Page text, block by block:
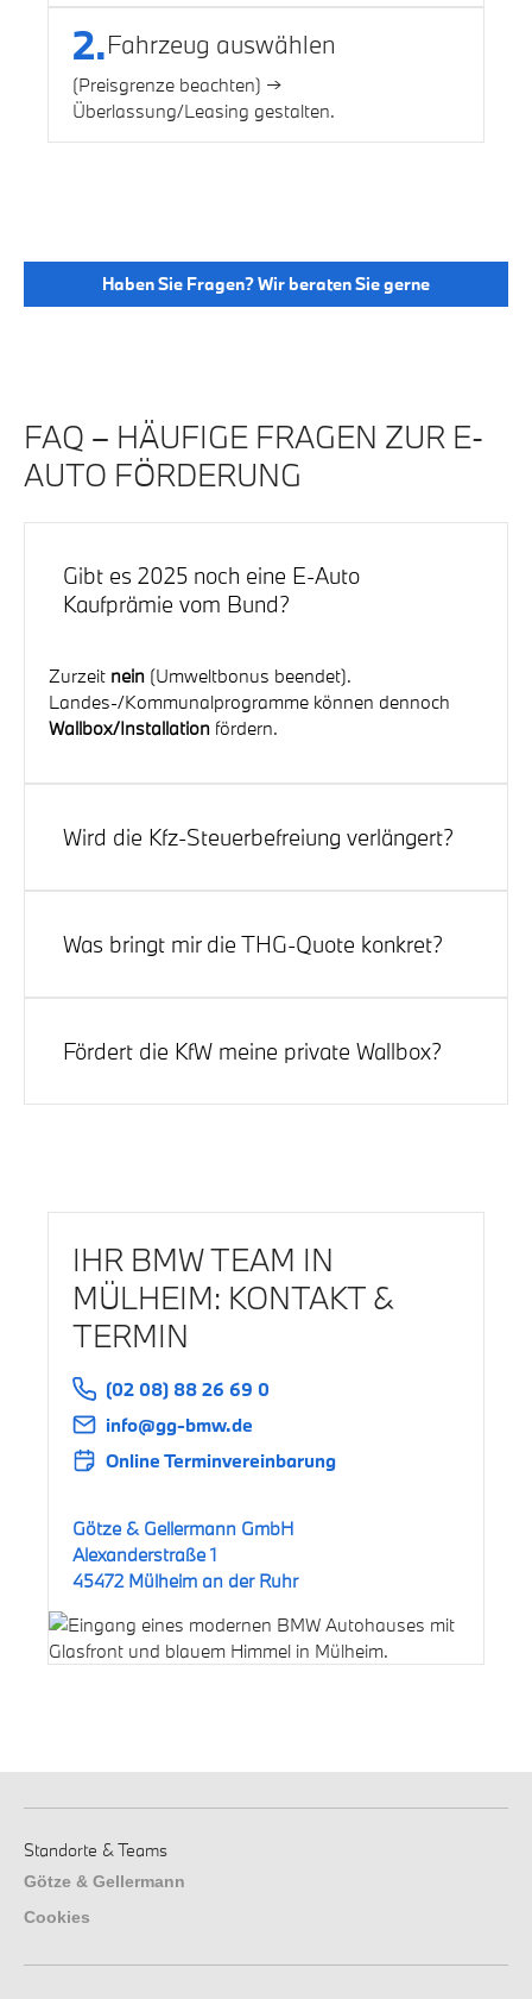
2.Fahrzeug auswählen
(Preisgrenze beachten) →
Überlassung/Leasing gestalten.
Haben Sie Fragen? Wir beraten Sie gerne
FAQ – HÄUFIGE FRAGEN ZUR E-
AUTO FÖRDERUNG
Gibt es 2025 noch eine E-Auto
Kaufprämie vom Bund?
Zurzeit nein (Umweltbonus beendet).
Landes-/Kommunalprogramme können dennoch
Wallbox/Installation fördern.
Wird die Kfz-Steuerbefreiung verlängert?
ab Erstzulassung). EineVerlängerung bis 2035ist
angekündigt, aber noch nicht überall formal
Was bringt mir die THG-Quote konkret?
pro Jahr(2025).
Fördert die KfW meine private Wallbox?
IHR BMW TEAM IN
MÜLHEIM: KONTAKT &
TERMIN
(02 08) 88 26 69 0
info@gg-bmw.de
Online Terminvereinbarung
Götze & Gellermann GmbH
Alexanderstraße 1
45472 Mülheim an der Ruhr
Standorte & Teams
Götze & Gellermann
Cookies